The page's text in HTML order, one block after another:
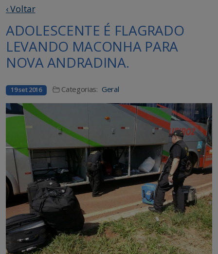
‹ Voltar
ADOLESCENTE É FLAGRADO
LEVANDO MACONHA PARA
NOVA ANDRADINA.
19 set 2016 Categorias: Geral